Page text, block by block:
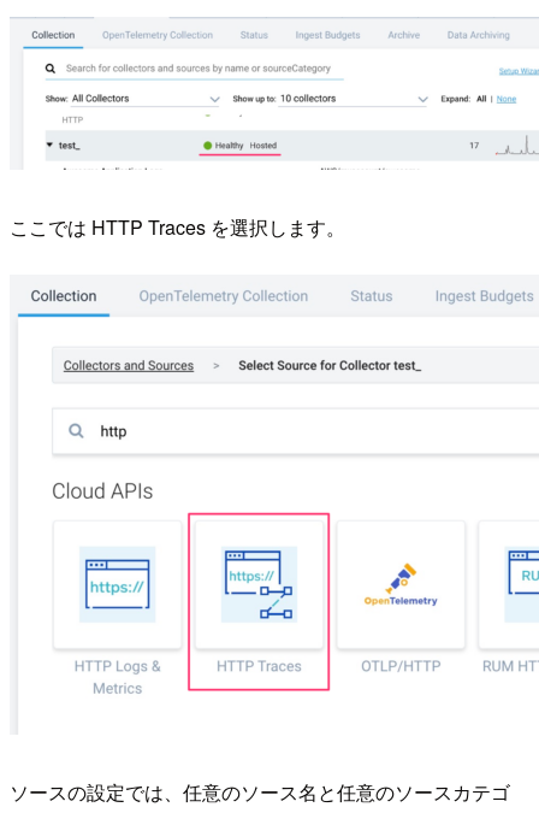
ここでは HTTP Traces を選択します。
ソースの設定では、任意のソース名と任意のソースカテゴ